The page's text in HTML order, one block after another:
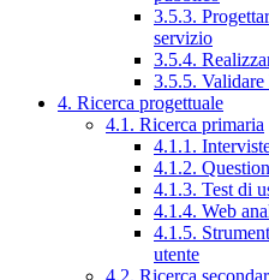
3.5.3.
servizio
3.5.4.
3.5.5. Validare
4. Ricerca progettuale
4.1. Ricerca primaria
4.1.1.
4.1.2.
4.1.3. Test di
4.1.4. Web
4.1.5.
utente
4.2. Ricerca